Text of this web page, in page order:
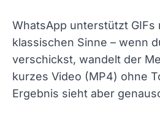
WhatsApp unterstützt GIFs
klassischen Sinne – wenn
verschickst, wandelt der
kurzes Video (MP4) ohne
Ergebnis sieht aber